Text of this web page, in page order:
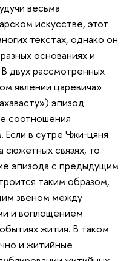
весьма
искусстве, этот
текстах, однако он
основаниях и
двух рассмотренных
явлении царевича»
эпизод
соотношения
в сутре Чжи‑цяня
сюжетных связях, то
эпизода с предыдущим
таким образом,
звеном между
и воплощением
жития. В таком
и житийные